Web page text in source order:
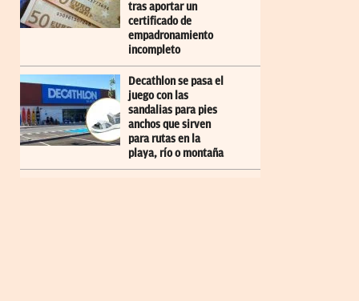
tras aportar un
certificado de
empadronamiento
incompleto
Decathlon se pasa el
juego con las
sandalias para pies
anchos que sirven
para rutas en la
playa, río o montaña